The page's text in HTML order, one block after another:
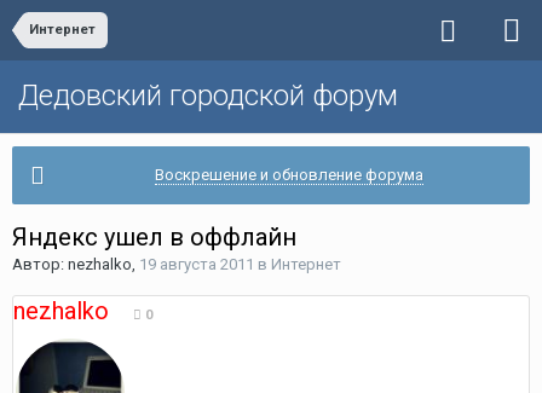
Интернет
Дедовский городской форум
Воскрешение и обновление форума
Яндекс ушел в оффлайн
Автор: nezhalko, 19 августа 2011 в Интернет
nezhalko 0